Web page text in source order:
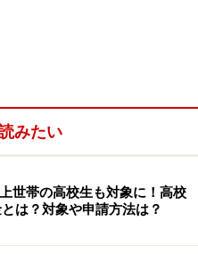
みたい
世帯の高校生も対象に！高校
は？対象や申請方法は？